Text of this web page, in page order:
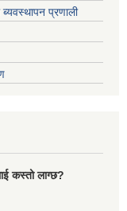
ब्यवस्थापन प्रणाली
कस्तो लाग्छ?